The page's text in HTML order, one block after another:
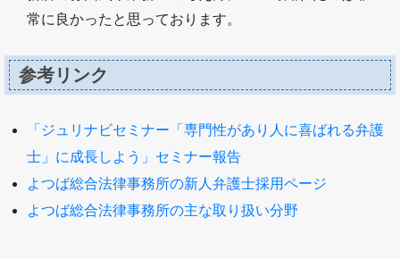
常に良かったと思っております。
参考リンク
「ジュリナビセミナー「専門性があり人に喜ばれる弁護
士」に成長しよう」セミナー報告
よつば総合法律事務所の新人弁護士採用ページ
よつば総合法律事務所の主な取り扱い分野